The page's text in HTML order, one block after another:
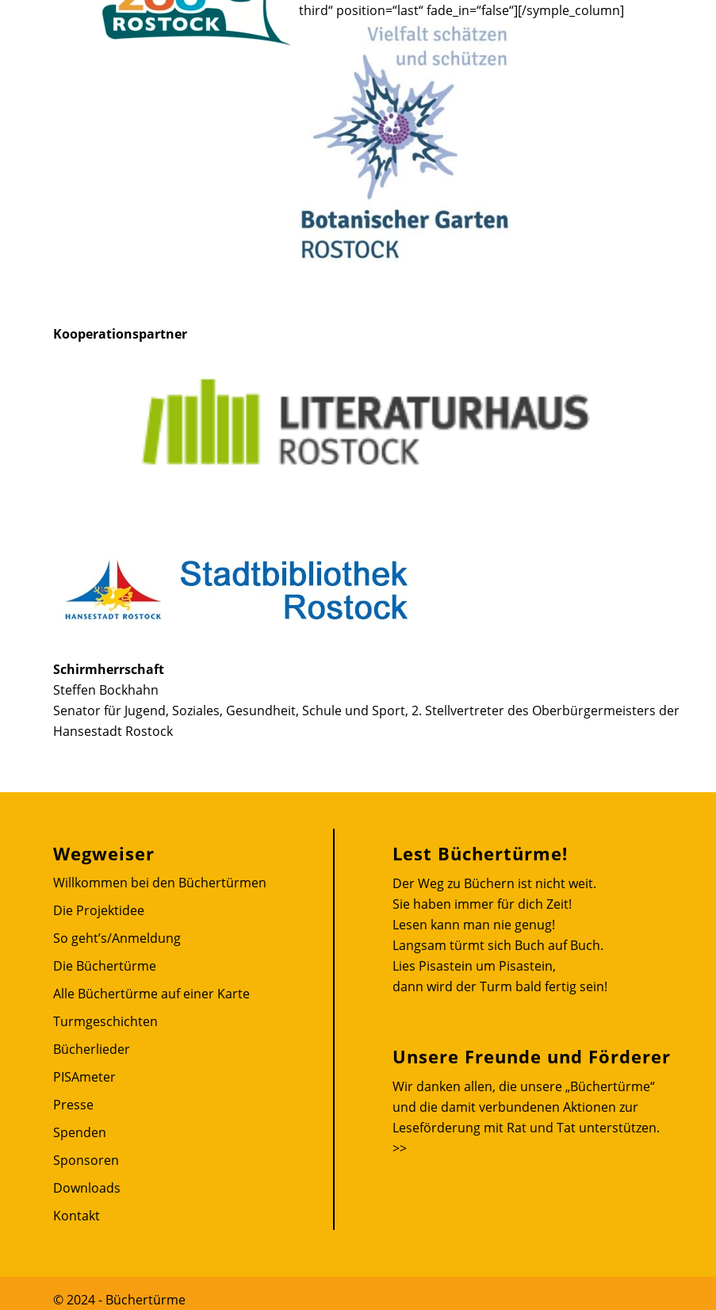
third“ position=“last“ fade_in=“false“][/symple_column]
Kooperationspartner
Schirmherrschaft
Steffen Bockhahn
Senator für Jugend, Soziales, Gesundheit, Schule und Sport, 2. Stellvertreter des Oberbürgermeisters der
Hansestadt Rostock
Wegweiser
Willkommen bei den Büchertürmen
Die Projektidee
So geht’s/Anmeldung
Die Büchertürme
Alle Büchertürme auf einer Karte
Turmgeschichten
Bücherlieder
PISAmeter
Presse
Spenden
Sponsoren
Downloads
Kontakt
Lest Büchertürme!
Der Weg zu Büchern ist nicht weit.
Sie haben immer für dich Zeit!
Lesen kann man nie genug!
Langsam türmt sich Buch auf Buch.
Lies Pisastein um Pisastein,
dann wird der Turm bald fertig sein!
Unsere Freunde und Förderer
Wir danken allen, die unsere „Büchertürme“
und die damit verbundenen Aktionen zur
Leseförderung mit Rat und Tat unterstützen.
>>
© 2024 - Büchertürme